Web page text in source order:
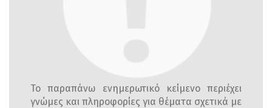
Το παραπάνω ενημερωτικό κείμενο περιέχει
γνώμες και πληροφορίες για θέματα σχετικά με